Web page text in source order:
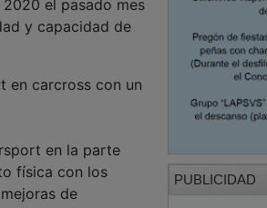
el pasado mes
y capacidad de
en carcross con un
en la parte
física con los
de
PUBLICIDAD